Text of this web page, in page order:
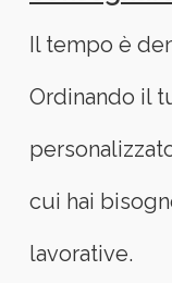
Il tempo è
Ordinando il
cui hai
lavorative.